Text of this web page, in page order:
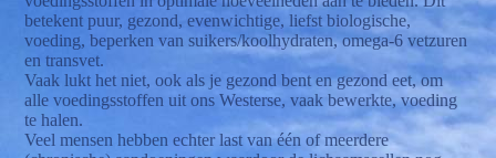
betekent puur, gezond, evenwichtige, liefst biologische,
voeding, beperken van suikers/koolhydraten, omega-6 vetzuren
en transvet.
Vaak lukt het niet, ook als je gezond bent en gezond eet, om
alle voedingsstoffen uit ons Westerse, vaak bewerkte, voeding
te halen.
Veel mensen hebben echter last van één of meerdere